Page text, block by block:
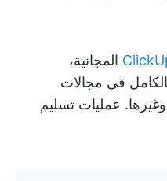
المجانية،
في مجالات
عمليات تسليم